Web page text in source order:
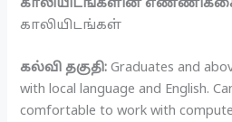
காலியிடங்களின்
காலியிடங்கள்
கல்வி தகுதி: Graduates and
with local language and English.
comfortable to work with